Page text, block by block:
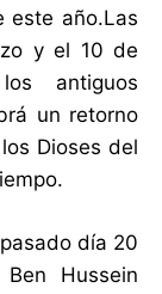
este año.Las
y el 10 de
antiguos
un retorno
Dioses del
día 20
Hussein